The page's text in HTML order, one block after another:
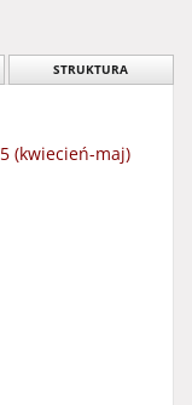
STRUKTURA
(kwiecień-maj)